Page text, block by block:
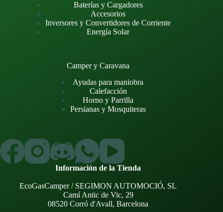
Baterías y Cargadores
Accesorios
Inversores y Convertidores de Corriente
Energía Solar
Camper y Caravana
Ayudas para maniobra
Calefacción
Horno y Parrilla
Persianas y Mosquiteras
Información de la Tienda
EcoGasCamper / SEGIMON AUTOMOCIÓ, SL
Camí Antic de Vic, 29
08520 Corró d'Avall, Barcelona